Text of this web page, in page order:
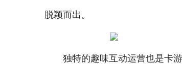
脱颖而出。
独特的趣味互动运营也是卡